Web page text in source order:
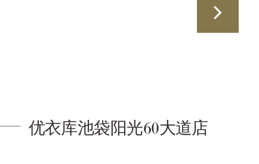
优衣库池袋阳光60大道店